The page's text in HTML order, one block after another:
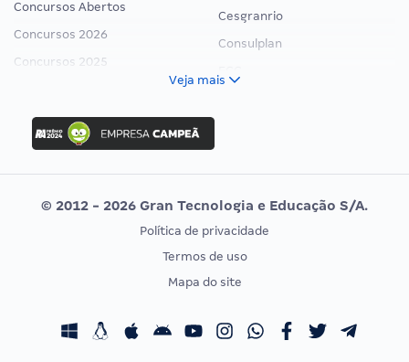
Concursos Abertos
Concursos 2026
Concursos 2025
Concurso Ibama
Concurso MPU
Editais publicados
Cesgranrio
Consulplan
Vunesp
CONCURSOS POR PROFISSÃO
Concursos Fiscais
EXAME DE ORDEM
Calendário OAB
Veja mais
© 2012 - 2026 Gran Tecnologia e Educação S/A.
Política de privacidade
Termos de uso
Mapa do site